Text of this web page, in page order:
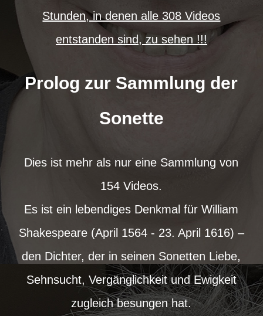
Stunden, in denen alle 308 Videos
entstanden sind, zu sehen !!!
Prolog zur Sammlung der
Sonette
Dies ist mehr als nur eine Sammlung von
154 Videos.
Es ist ein lebendiges Denkmal für William
Shakespeare (April 1564 - 23. April 1616) –
den Dichter, der in seinen Sonetten Liebe,
Sehnsucht, Vergänglichkeit und Ewigkeit
zugleich besungen hat.